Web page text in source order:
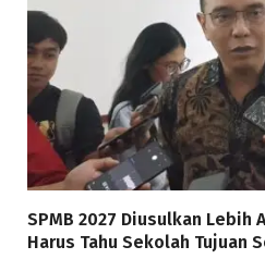
SPMB 2027 Diusulkan Lebih
Harus Tahu Sekolah Tujuan